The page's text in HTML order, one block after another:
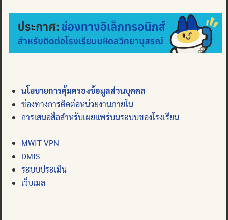
นโยบายการคุ้มครองข้อมูลส่วนบุคคล
ช่องทางการติดต่อหน่วยงานภายใน
การเสนอสื่อสำหรับเผยแพร่บนระบบของโรงเรียน
MWIT VPN
DMIS
ระบบประเมิน
เว็บเมล